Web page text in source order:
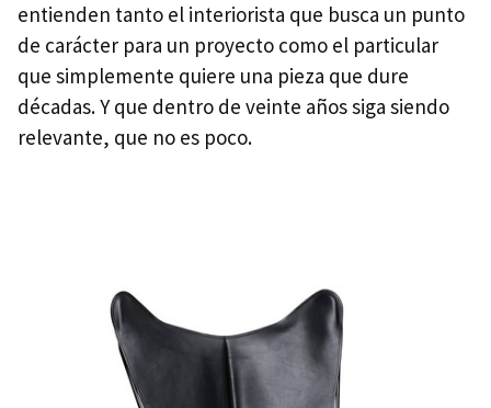
entienden tanto el interiorista que busca un punto
de carácter para un proyecto como el particular
que simplemente quiere una pieza que dure
décadas. Y que dentro de veinte años siga siendo
relevante, que no es poco.